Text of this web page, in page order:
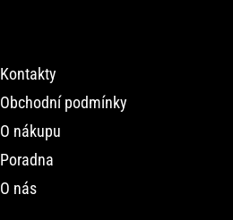
Kontakty
Obchodní podmínky
O nákupu
Poradna
O nás